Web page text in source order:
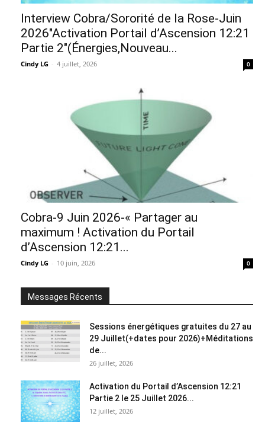
Interview Cobra/Sororité de la Rose-Juin
2026″Activation Portail d’Ascension 12:21
Partie 2″(Énergies,Nouveau...
Cindy LG - 4 juillet, 2026 0
Cobra-9 Juin 2026-« Partager au
maximum ! Activation du Portail
d’Ascension 12:21...
Cindy LG - 10 juin, 2026 0
Messages Récents
Sessions énergétiques gratuites du 27 au
29 Juillet(+dates pour 2026)+Méditations
de...
26 juillet, 2026
Activation du Portail d’Ascension 12:21
Partie 2 le 25 Juillet 2026...
12 juillet, 2026